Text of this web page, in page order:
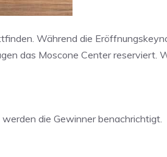
Während die
das Moscone Center reserviert.
die Gewinner benachrichtigt.